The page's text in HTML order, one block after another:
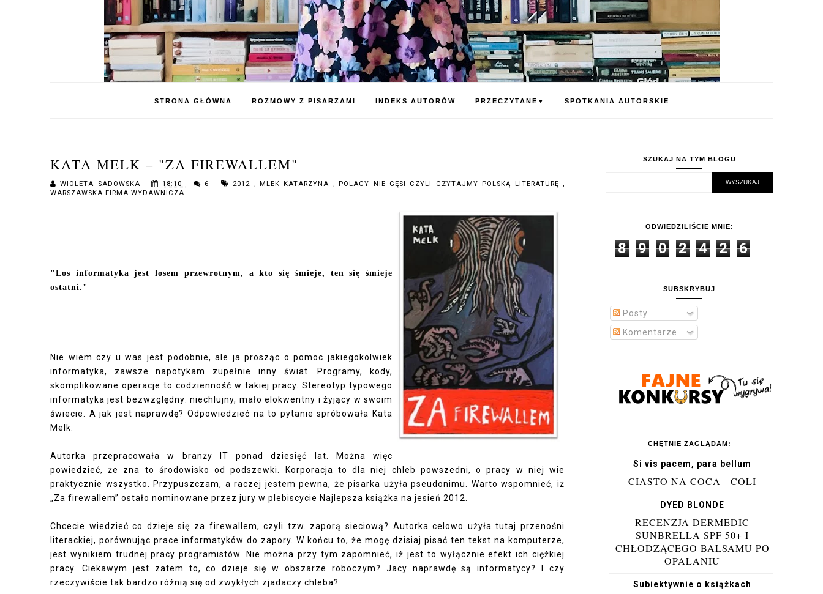
STRONA GŁÓWNA ROZMOWY Z PISARZAMI INDEKS AUTORÓW PRZECZYTANE ▼ SPOTKANIA AUTORSKIE
KATA MELK – "ZA FIREWALLEM"
WIOLETA SADOWSKA 18:10 6 2012 ,MLEK KATARZYNA ,POLACY NIE GĘSI CZYLI CZYTAJMY POLSKĄ LITERATURĘ,
WARSZAWSKA FIRMA WYDAWNICZA
"Los informatyka jest losem przewrotnym, a kto się śmieje, ten się śmieje
ostatni."
Nie wiem czy u was jest podobnie, ale ja prosząc o pomoc jakiegokolwiek
informatyka, zawsze napotykam zupełnie inny świat. Programy, kody,
skomplikowane operacje to codzienność w takiej pracy. Stereotyp typowego
informatyka jest bezwzględny: niechlujny, mało elokwentny i żyjący w swoim
świecie. A jak jest naprawdę? Odpowiedzieć na to pytanie spróbowała Kata
Melk.
Autorka przepracowała w branży IT ponad dziesięć lat. Można więc
powiedzieć, że zna to środowisko od podszewki. Korporacja to dla niej chleb powszedni, o pracy w niej wie
praktycznie wszystko. Przypuszczam, a raczej jestem pewna, że pisarka użyła pseudonimu. Warto wspomnieć, iż
„Za firewallem” ostało nominowane przez jury w plebiscycie Najlepsza książka na jesień 2012.
Chcecie wiedzieć co dzieje się za firewallem, czyli tzw. zaporą sieciową? Autorka celowo użyła tutaj przenośni
literackiej, porównując prace informatyków do zapory. W końcu to, że mogę dzisiaj pisać ten tekst na komputerze,
jest wynikiem trudnej pracy programistów. Nie można przy tym zapomnieć, iż jest to wyłącznie efekt ich ciężkiej
pracy. Ciekawym jest zatem to, co dzieje się w obszarze roboczym? Jacy naprawdę są informatycy? I czy
rzeczywiście tak bardzo różnią się od zwykłych zjadaczy chleba?
SZUKAJ NA TYM BLOGU
ODWIEDZILIŚCIE MNIE:
8 9 0 2 4 2 6
SUBSKRYBUJ
Posty
Komentarze
CHĘTNIE ZAGLĄDAM:
Si vis pacem, para bellum
CIASTO NA COCA - COLI
DYED BLONDE
RECENZJA DERMEDIC
SUNBRELLA SPF 50+ I
CHŁODZĄCEGO BALSAMU PO
OPALANIU
Subiektywnie o książkach